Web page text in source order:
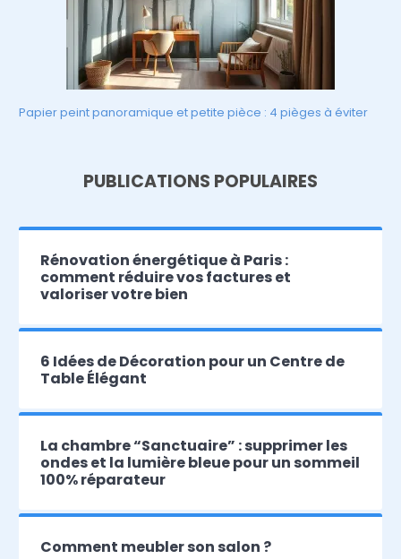
Papier peint panoramique et petite pièce : 4 pièges à éviter
PUBLICATIONS POPULAIRES
Rénovation énergétique à Paris :
comment réduire vos factures et
valoriser votre bien
6 Idées de Décoration pour un Centre de
Table Élégant
La chambre “Sanctuaire” : supprimer les
ondes et la lumière bleue pour un sommeil
100% réparateur
Comment meubler son salon ?